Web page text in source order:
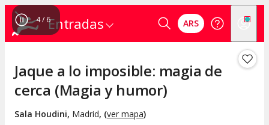
Entradas ARS
4/ 6
Jaque a lo imposible: magia de
cerca (Magia y humor)
Sala Houdini, Madrid, (ver mapa)